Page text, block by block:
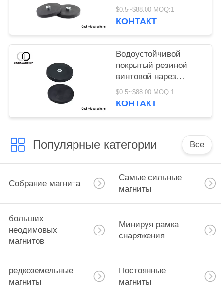
силы для установки
света такси
$0.5~$88.00 MOQ:1
КОНТАКТ
Водоустойчивой
покрытый резиной
винтовой нарез
магнитов Н52
неодимия для светов
$0.5~$88.00 MOQ:1
КОНТАКТ
Популярные категории Все
Собрание магнита
Самые сильные
магниты
больших
неодимовых
магнитов
Минируя рамка
снаряжения
редкоземельные
магниты
Постоянные
магниты